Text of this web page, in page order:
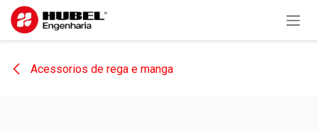
Pular para o conteúdo
Acessorios de rega e manga